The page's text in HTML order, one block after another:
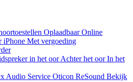
OplaadbaarOnline
iPhone Met vergoeding
in het oorAchter het oorIn het
Audio Service Oticon ReSound Bekijk